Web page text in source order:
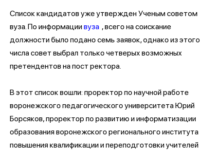
Список кандидатов уже утвержден Ученым советом
вуза. По информациивуза , всего на соискание
должности было подано семь заявок, однако из этого
числа совет выбрал только четверых возможных
претендентов на пост ректора.
В этот список вошли: проректор по научной работе
воронежского педагогического университета Юрий
Борсяков, проректор по развитию и информатизации
образования воронежского регионального института
повышения квалификации и переподготовки учителей